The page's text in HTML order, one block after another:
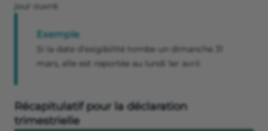
jour ouvré.
Exemple
Si la date d’exigibilité tombe un dimanche 31
mars, elle est reportée au lundi 1er avril.
Récapitulatif pour la déclaration
trimestrielle